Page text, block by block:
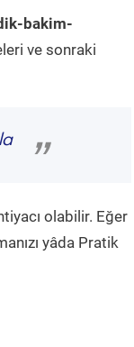
bakim-
ve sonraki
”
olabilir. Eğer
yâda Pratik